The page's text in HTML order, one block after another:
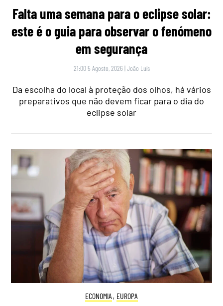
Falta uma semana para o eclipse solar:
este é o guia para observar o fenómeno
em segurança
21:00 5 Agosto, 2026 |João Luís
Da escolha do local à proteção dos olhos, há vários
preparativos que não devem ficar para o dia do
eclipse solar
ECONOMIA , EUROPA